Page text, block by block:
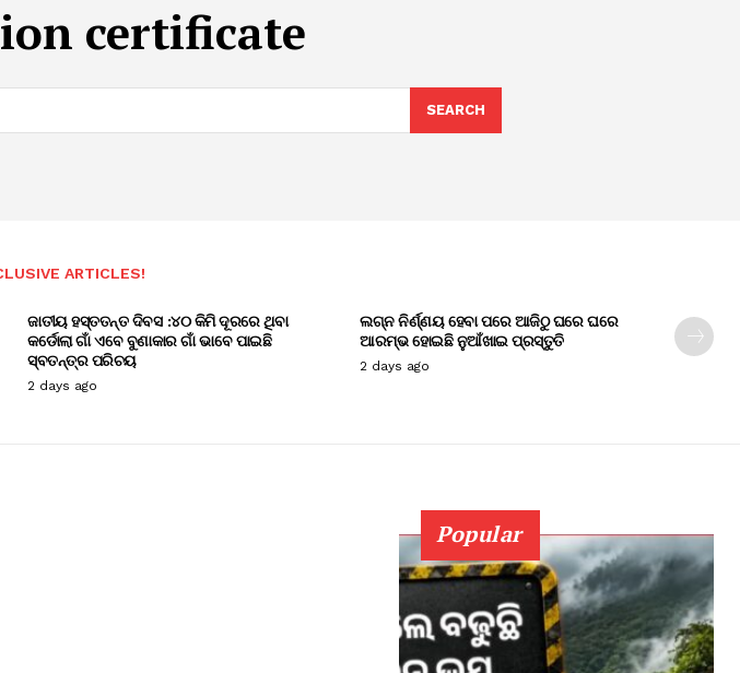
certificate
SEARCH
ARTICLES!
ଜାତୀୟ ହସ୍ତତନ୍ତ ଦିବସ :୪୦ କିମି ଦୂରରେ ଥିବା
କର୍ଡୋଲା ଗାଁ ଏବେ ବୁଣାକାର ଗାଁ ଭାବେ ପାଇଛି
ସ୍ବତନ୍ତ୍ର ପରିଚୟ
2 days ago
ଲଗ୍ନ ନିର୍ଣ୍ଣୟ ହେବା ପରେ ଆଜିଠୁ ଘରେ ଘରେ
ଆରମ୍ଭ ହୋଇଛି ନୁଆଁଖାଇ ପ୍ରସ୍ତୁତି
2 days ago
Popular